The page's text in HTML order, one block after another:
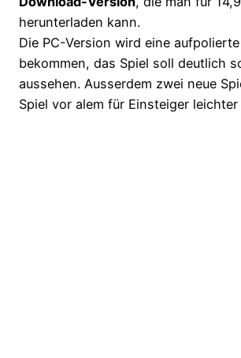
herunterladen kann.
Die PC-Version wird eine
bekommen, das Spiel soll deutlich
aussehen. Ausserdem zwei neue
Spiel vor alem für Einsteiger